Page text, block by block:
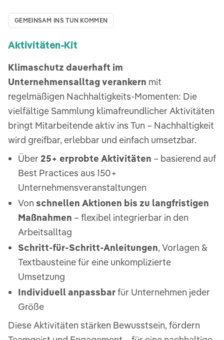
GEMEINSAM INS TUN KOMMEN
Aktivitäten-Kit
Klimaschutz dauerhaft im
Unternehmensalltag verankern mit
regelmäßigen Nachhaltigkeits-Momenten: Die
vielfältige Sammlung klimafreundlicher Aktivitäten
bringt Mitarbeitende aktiv ins Tun – Nachhaltigkeit
wird greifbar, erlebbar und einfach umsetzbar.
Über 25+ erprobte Aktivitäten – basierend auf
Best Practices aus 150+
Unternehmensveranstaltungen
Von schnellen Aktionen bis zu langfristigen
Maßnahmen – flexibel integrierbar in den
Arbeitsalltag
Schritt-für-Schritt-Anleitungen, Vorlagen &
Textbausteine für eine unkomplizierte
Umsetzung
Individuell anpassbarfür Unternehmen jeder
Größe
Diese Aktivitäten stärken Bewusstsein, fördern